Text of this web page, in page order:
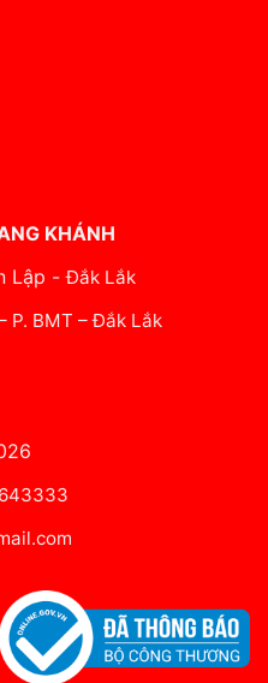
KHÁNH
Lập -Đắk Lắk
P. BMT – Đắk Lắk